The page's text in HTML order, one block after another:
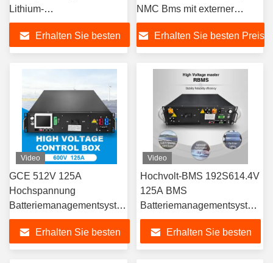
Lithium-
Batteriemanagementsystem
für die Speicherung von
Solarenergie
Erhalten Sie besten
NMC Bms mit externer
Anzeige für die Speicherung
von Solarbatterien
Erhalten Sie besten Preis
Video
GCE 512V 125A
Hochspannung
Batteriemanagementsystem
mit Parallel, CAN & RS485
für Solarstrom
Lithiumbatterien, PCB &
Erhalten Sie besten
Video
Hochvolt-BMS 192S614.4V
125A BMS
Batteriemanagementsystem
GCE BMS für Container-
ESS Solar Storage C & I
ESS
Erhalten Sie besten